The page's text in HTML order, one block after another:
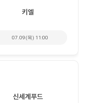
키엘
07.09(목) 11:00
신세계푸드